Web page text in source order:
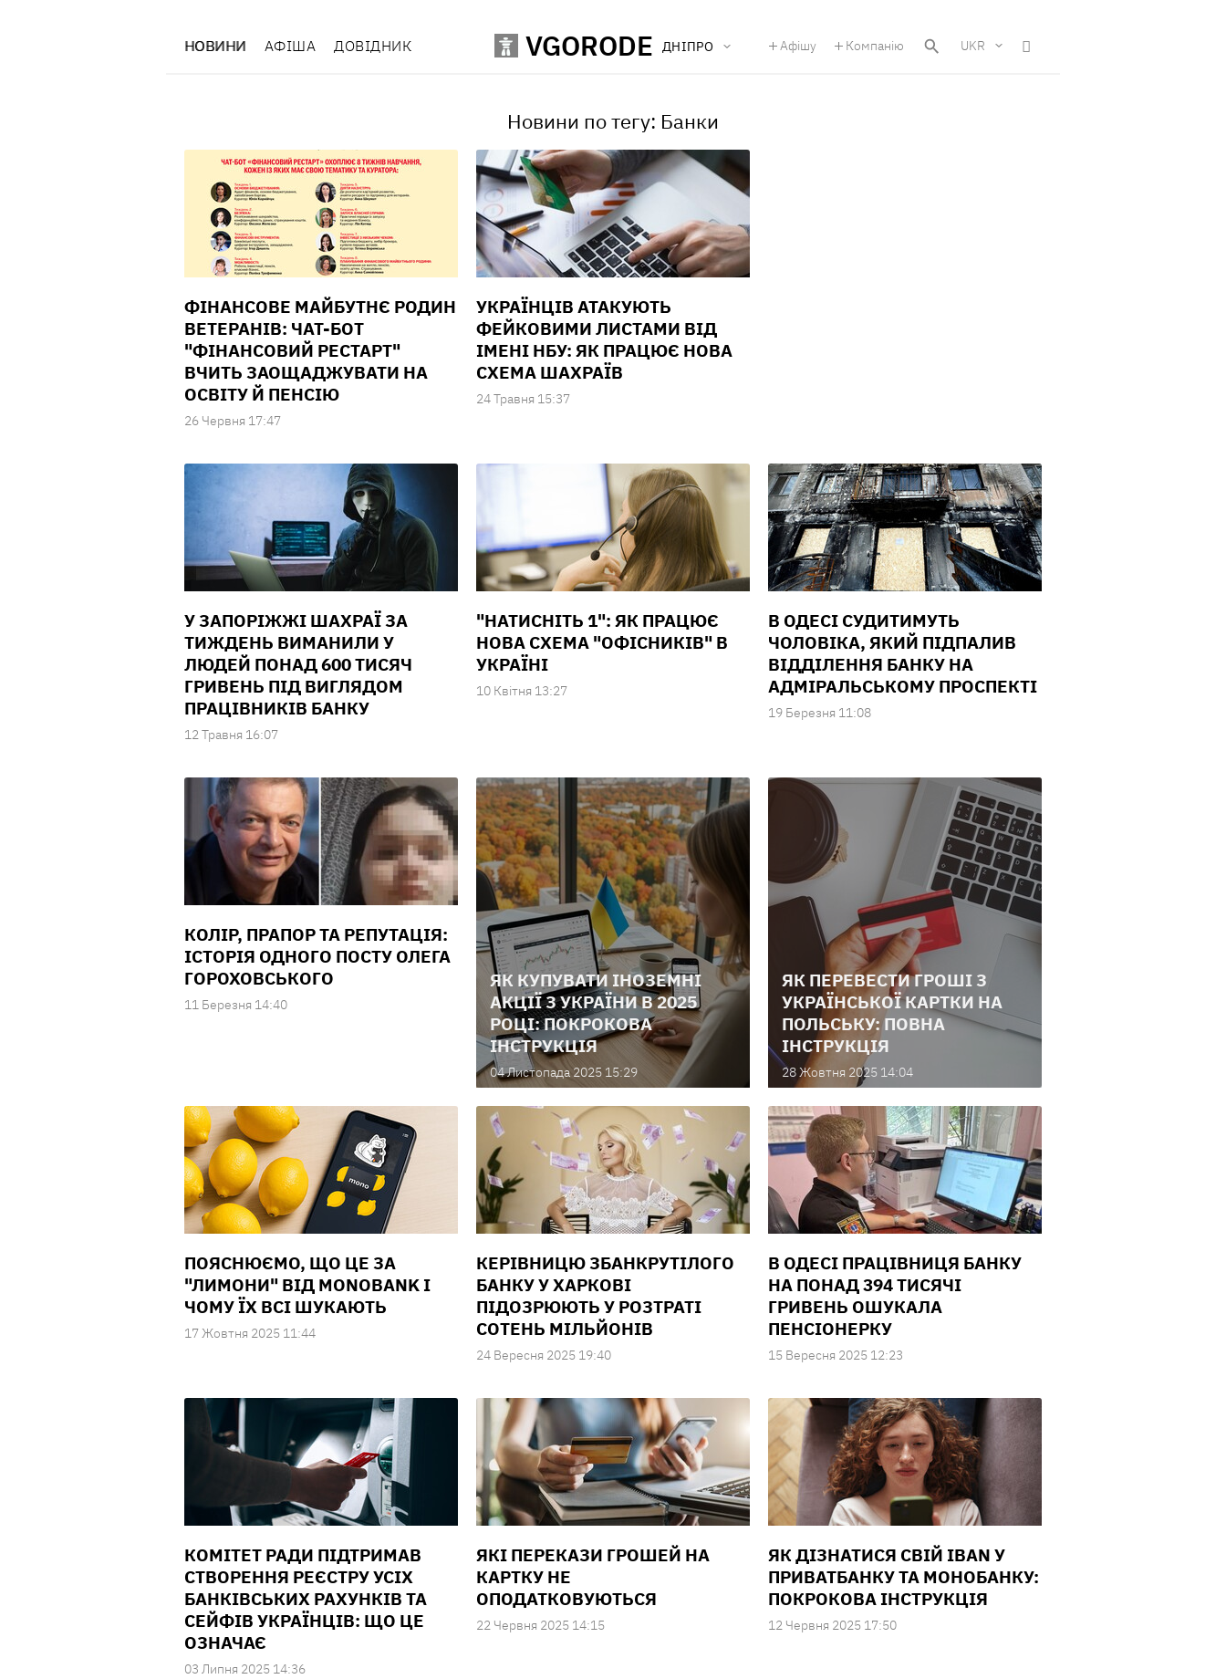
НОВИНИ АФІША ДОВІДНИК VGORODE ДНІПРО Афішу Компанію UKR
Новини по тегу: Банки
ФІНАНСОВЕ МАЙБУТНЄ РОДИН
ВЕТЕРАНІВ: ЧАТ-БОТ
"ФІНАНСОВИЙ РЕСТАРТ"
ВЧИТЬ ЗАОЩАДЖУВАТИ НА
ОСВІТУ Й ПЕНСІЮ
26 Червня 17:47
УКРАЇНЦІВ АТАКУЮТЬ
ФЕЙКОВИМИ ЛИСТАМИ ВІД
ІМЕНІ НБУ: ЯК ПРАЦЮЄ НОВА
СХЕМА ШАХРАЇВ
24 Травня 15:37
У ЗАПОРІЖЖІ ШАХРАЇ ЗА
ТИЖДЕНЬ ВИМАНИЛИ У
ЛЮДЕЙ ПОНАД 600 ТИСЯЧ
ГРИВЕНЬ ПІД ВИГЛЯДОМ
ПРАЦІВНИКІВ БАНКУ
12 Травня 16:07
"НАТИСНІТЬ 1": ЯК ПРАЦЮЄ
НОВА СХЕМА "ОФІСНИКІВ" В
УКРАЇНІ
10 Квiтня 13:27
В ОДЕСІ СУДИТИМУТЬ
ЧОЛОВІКА, ЯКИЙ ПІДПАЛИВ
ВІДДІЛЕННЯ БАНКУ НА
АДМІРАЛЬСЬКОМУ ПРОСПЕКТІ
19 Березня 11:08
КОЛІР, ПРАПОР ТА РЕПУТАЦІЯ:
ІСТОРІЯ ОДНОГО ПОСТУ ОЛЕГА
ГОРОХОВСЬКОГО
11 Березня 14:40
ЯК КУПУВАТИ ІНОЗЕМНІ
АКЦІЇ З УКРАЇНИ В 2025
РОЦІ: ПОКРОКОВА
ІНСТРУКЦІЯ
04 Листопада 2025 15:29
ЯК ПЕРЕВЕСТИ ГРОШІ З
УКРАЇНСЬКОЇ КАРТКИ НА
ПОЛЬСЬКУ: ПОВНА
ІНСТРУКЦІЯ
28 Жовтня 2025 14:04
ПОЯСНЮЄМО, ЩО ЦЕ ЗА
"ЛИМОНИ" ВІД MONOBANK І
ЧОМУ ЇХ ВСІ ШУКАЮТЬ
17 Жовтня 2025 11:44
КЕРІВНИЦЮ ЗБАНКРУТІЛОГО
БАНКУ У ХАРКОВІ
ПІДОЗРЮЮТЬ У РОЗТРАТІ
СОТЕНЬ МІЛЬЙОНІВ
24 Вересня 2025 19:40
В ОДЕСІ ПРАЦІВНИЦЯ БАНКУ
НА ПОНАД 394 ТИСЯЧІ
ГРИВЕНЬ ОШУКАЛА
ПЕНСІОНЕРКУ
15 Вересня 2025 12:23
КОМІТЕТ РАДИ ПІДТРИМАВ
СТВОРЕННЯ РЕЄСТРУ УСІХ
БАНКІВСЬКИХ РАХУНКІВ ТА
СЕЙФІВ УКРАЇНЦІВ: ЩО ЦЕ
ОЗНАЧАЄ
03 Липня 2025 14:36
ЯКІ ПЕРЕКАЗИ ГРОШЕЙ НА
КАРТКУ НЕ
ОПОДАТКОВУЮТЬСЯ
22 Червня 2025 14:15
ЯК ДІЗНАТИСЯ СВІЙ IBAN У
ПРИВАТБАНКУ ТА МОНОБАНКУ:
ПОКРОКОВА ІНСТРУКЦІЯ
12 Червня 2025 17:50